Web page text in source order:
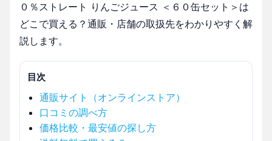
０％ストレート りんごジュース ＜６０缶セット＞は
どこで買える？通販・店舗の取扱先をわかりやすく解
説します。
目次
通販サイト（オンラインストア）
口コミの調べ方
価格比較・最安値の探し方